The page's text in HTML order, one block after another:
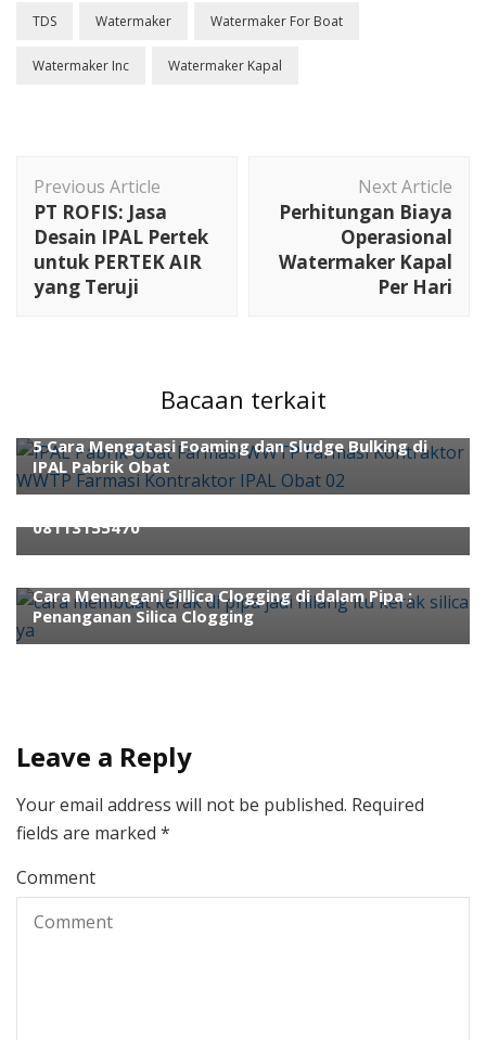
TDS Watermaker Watermaker For Boat
Watermaker Inc Watermaker Kapal
Navigation
Previous Article
PT ROFIS: Jasa
Desain IPAL Pertek
untuk PERTEK AIR
yang Teruji
Next Article
Perhitungan Biaya
Operasional
Watermaker Kapal
Per Hari
Bacaan terkait
Kontraktor Ahli IPALkontraktor wwtp
5 Cara Mengatasi Foaming dan Sludge Bulking di
IPAL Pabrik Obat
proses distribusi airReverse Osmosis Trouble
SWRO
08113155470
Cara Menangani Sillica Clogging di dalam Pipa :
Penanganan Silica Clogging
Leave a Reply
Your email address will not be published. Required
fields are marked *
Comment